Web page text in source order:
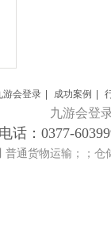
￥800吨
游会登录 成功案例
九游会登
电话：0377-
普通货物运输；；仓